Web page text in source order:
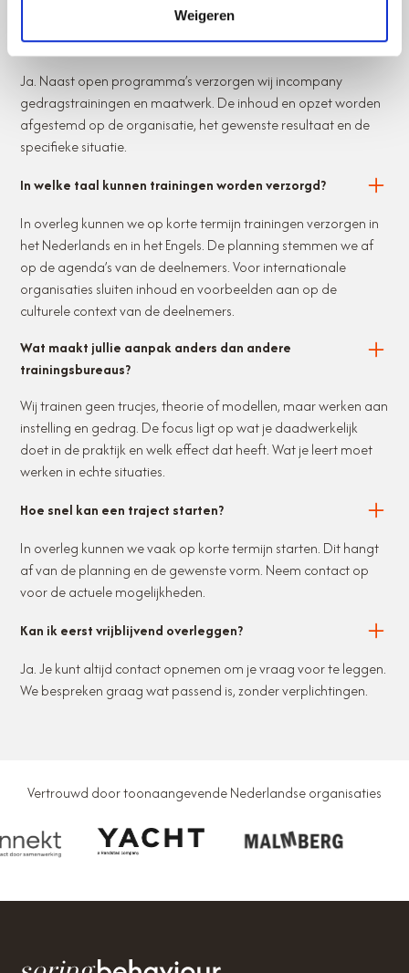
Weigeren
Bieden jullie ook maatwerk of incompany trajecten
aan?
Ja. Naast open programma’s verzorgen wij incompany
gedragstrainingen en maatwerk. De inhoud en opzet worden
afgestemd op de organisatie, het gewenste resultaat en de
specifieke situatie.
In welke taal kunnen trainingen worden verzorgd?
In overleg kunnen we op korte termijn trainingen verzorgen in
het Nederlands en in het Engels. De planning stemmen we af
op de agenda’s van de deelnemers. Voor internationale
organisaties sluiten inhoud en voorbeelden aan op de
culturele context van de deelnemers.
Wat maakt jullie aanpak anders dan andere
trainingsbureaus?
Wij trainen geen trucjes, theorie of modellen, maar werken aan
instelling en gedrag. De focus ligt op wat je daadwerkelijk
doet in de praktijk en welk effect dat heeft. Wat je leert moet
werken in echte situaties.
Hoe snel kan een traject starten?
In overleg kunnen we vaak op korte termijn starten. Dit hangt
af van de planning en de gewenste vorm. Neem contact op
voor de actuele mogelijkheden.
Kan ik eerst vrijblijvend overleggen?
Ja. Je kunt altijd contact opnemen om je vraag voor te leggen.
We bespreken graag wat passend is, zonder verplichtingen.
Vertrouwd door toonaangevende Nederlandse organisaties